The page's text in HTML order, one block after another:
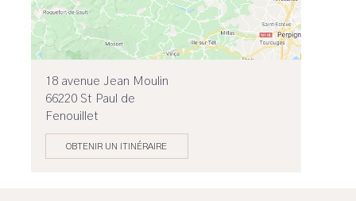
18 avenue Jean Moulin
66220 St Paul de
Fenouillet
OBTENIR UN ITINÉRAIRE